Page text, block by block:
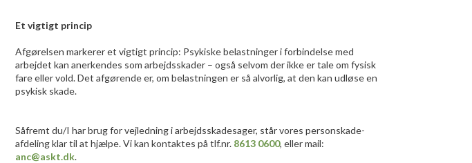
Et vigtigt princip
Afgørelsen markerer et vigtigt princip: Psykiske belastninger i forbindelse med
arbejdet kan anerkendes som arbejdsskader – også selvom der ikke er tale om fysisk
fare eller vold. Det afgørende er, om belastningen er så alvorlig, at den kan udløse en
psykisk skade.
Såfremt du/I har brug for vejledning i arbejdsskadesager, står vores personskade-
afdeling klar til at hjælpe. Vi kan kontaktes på tlf.nr. 8613 0600, eller mail:
anc@askt.dk.